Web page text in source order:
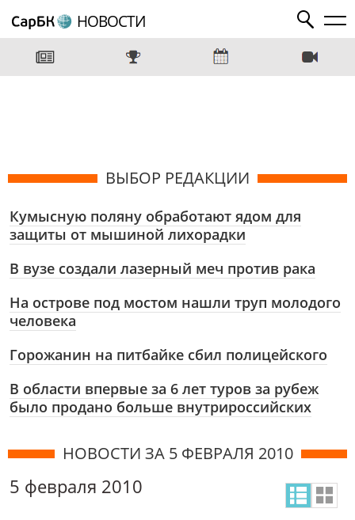
НОВОСТИ
ВЫБОР РЕДАКЦИИ
Кумысную поляну обработают ядом для
защиты от мышиной лихорадки
В вузе создали лазерный меч против рака
На острове под мостом нашли труп молодого
человека
Горожанин на питбайке сбил полицейского
В области впервые за 6 лет туров за рубеж
было продано больше внутрироссийских
НОВОСТИ ЗА 5 ФЕВРАЛЯ 2010
5 февраля 2010